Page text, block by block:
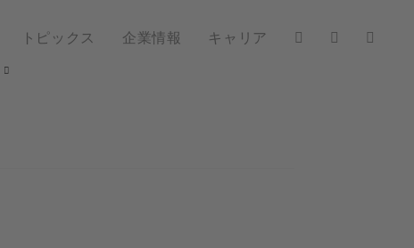
トピックス 企業情報 キャリア